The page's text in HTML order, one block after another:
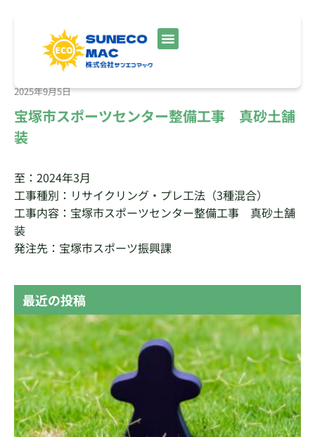
2025年9月5日
宝塚市スポーツセンター整備工事 真砂土舗
装
至：2024年3月
工事種別：リサイクリング・プレ工法（3種混合）
工事内容：宝塚市スポーツセンター整備工事 真砂土舗
装
発注先：宝塚市スポーツ振興課
最近の投稿